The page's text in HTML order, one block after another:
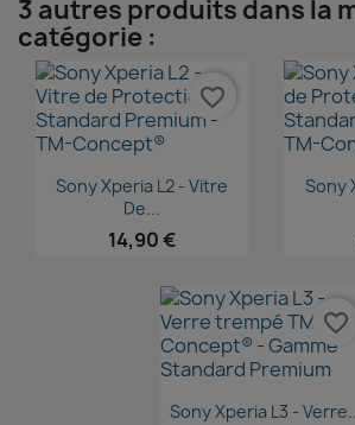
3 autres produits dans la
catégorie :
Aperçu rapide
Sony Xperia L2 - Vitre
De...
14,90 €
favorite_border

Sony
Aperçu rapide
Sony Xperia L3 -
favorite_border